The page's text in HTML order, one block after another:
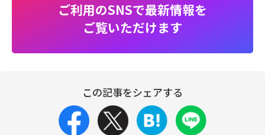
ご利用のSNSで最新情報を
ご覧いただけます
この記事をシェアする